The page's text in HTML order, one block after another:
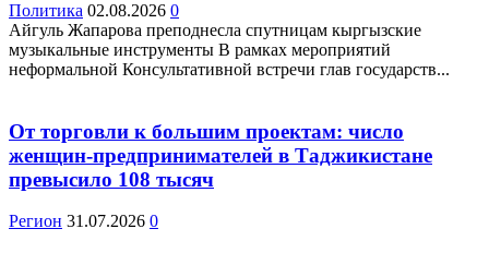
Политика 02.08.2026 0
Айгуль Жапарова преподнесла спутницам кыргызские
музыкальные инструменты В рамках мероприятий
неформальной Консультативной встречи глав государств...
От торговли к большим проектам: число
женщин-предпринимателей в Таджикистане
превысило 108 тысяч
Регион 31.07.2026 0